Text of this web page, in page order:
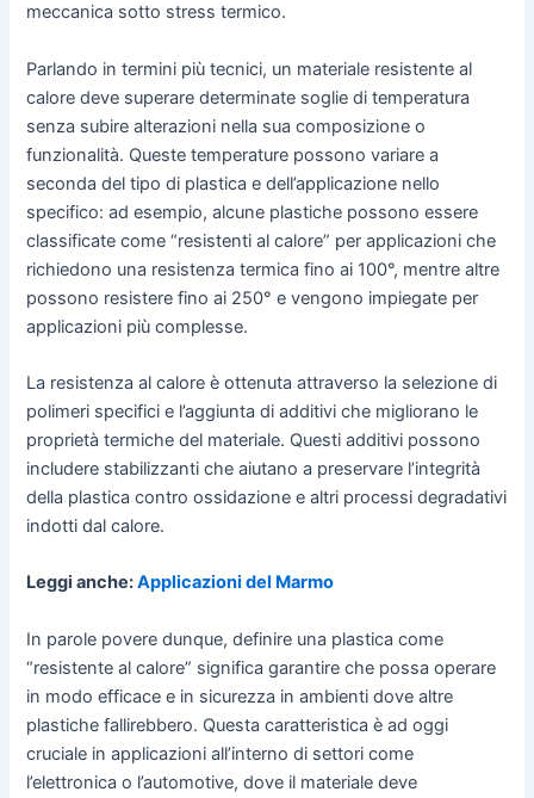
meccanica sotto stress termico.
Parlando in termini più tecnici, un materiale resistente al
calore deve superare determinate soglie di temperatura
senza subire alterazioni nella sua composizione o
funzionalità. Queste temperature possono variare a
seconda del tipo di plastica e dell’applicazione nello
specifico: ad esempio, alcune plastiche possono essere
classificate come “resistenti al calore” per applicazioni che
richiedono una resistenza termica fino ai 100°, mentre altre
possono resistere fino ai 250° e vengono impiegate per
applicazioni più complesse.
La resistenza al calore è ottenuta attraverso la selezione di
polimeri specifici e l’aggiunta di additivi che migliorano le
proprietà termiche del materiale. Questi additivi possono
includere stabilizzanti che aiutano a preservare l’integrità
della plastica contro ossidazione e altri processi degradativi
indotti dal calore.
Leggi anche:Applicazioni del Marmo
In parole povere dunque, definire una plastica come
“resistente al calore” significa garantire che possa operare
in modo efficace e in sicurezza in ambienti dove altre
plastiche fallirebbero. Questa caratteristica è ad oggi
cruciale in applicazioni all’interno di settori come
l’elettronica o l’automotive, dove il materiale deve